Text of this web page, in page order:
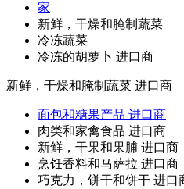
家
新鲜，干燥和腌制蔬菜
冷冻蔬菜
冷冻的胡萝卜 进口商
新鲜，干燥和腌制蔬菜 进口商
面包和糖果产品 进口商
肉类和家禽食品 进口商
新鲜，干果和果脯 进口商
烹饪香料和马萨拉 进口商
巧克力，饼干和饼干 进口